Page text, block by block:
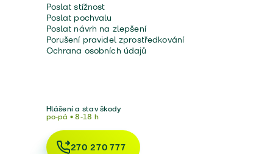
Poslat stížnost
Poslat pochvalu
Poslat návrh na zlepšení
Porušení pravidel zprostředkování
Ochrana osobních údajů
Hlášení a stav škody
po-pá • 8-18 h
270 270 777